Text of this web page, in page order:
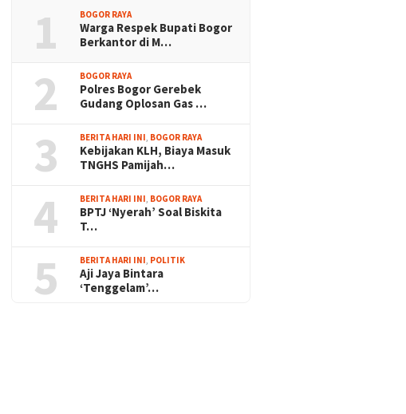
1 BOGOR RAYA
Warga Respek Bupati Bogor
Berkantor di M…
2 BOGOR RAYA
Polres Bogor Gerebek
Gudang Oplosan Gas …
3 BERITA HARI INI, BOGOR RAYA
Kebijakan KLH, Biaya Masuk
TNGHS Pamijah…
4 BERITA HARI INI, BOGOR RAYA
BPTJ ‘Nyerah’ Soal Biskita
T…
5 BERITA HARI INI, POLITIK
Aji Jaya Bintara
‘Tenggelam’…